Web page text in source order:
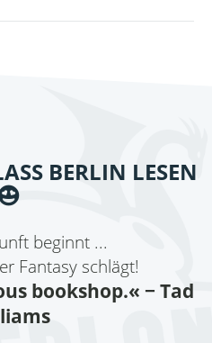
BERLIN LESEN
beginnt ...
Fantasy schlägt!
bookshop.« − Tad